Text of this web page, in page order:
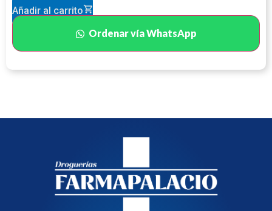
Añadir al carrito
Ordenar vía WhatsApp